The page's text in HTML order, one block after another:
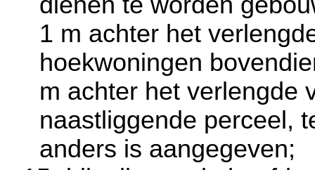
1 m achter het
hoekwoningen
m achter het verlengde
naastliggende perceel,
anders is aangegeven;